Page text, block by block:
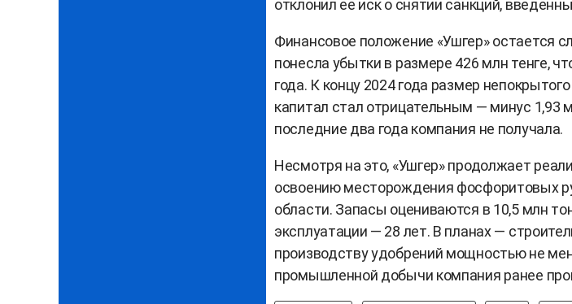
отклонил ее иск о снятии санкций,
Финансовое положение «Ушгер» остается
понесла убытки в размере 426 млн тенге,
года. К концу 2024 года размер
капитал стал отрицательным — минус 1,93
последние два года компания не получала.
Несмотря на это, «Ушгер» продолжает
освоению месторождения фосфоритовых
области. Запасы оцениваются в 10,5 млн
эксплуатации — 28 лет. В планах —
производству удобрений мощностью не
промышленной добычи компания ранее